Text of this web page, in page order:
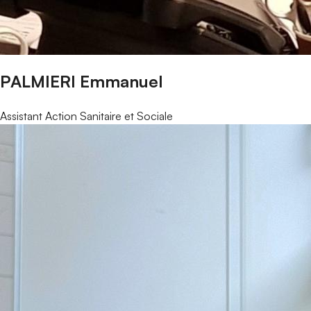
PALMIERI Emmanuel
Assistant Action Sanitaire et Sociale